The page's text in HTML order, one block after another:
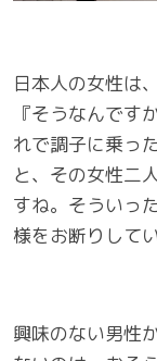
日本人の女性は
『そうなんです
れで調子に乗っ
と、その女性二
すね。そういっ
様をお断りして
興味のない男性